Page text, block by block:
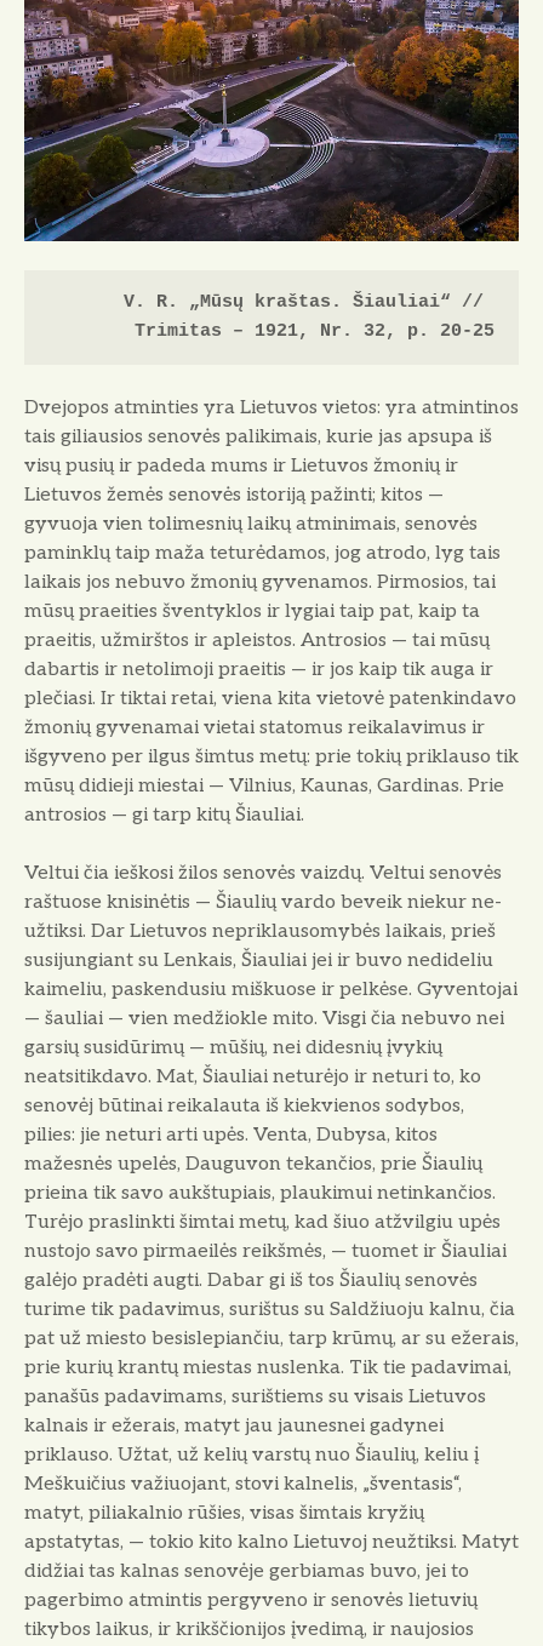
V. R. „Mūsų kraštas. Šiauliai“ //
Trimitas – 1921, Nr. 32, p. 20-25
Dvejopos atminties yra Lietuvos vietos: yra atmintinos
tais giliausios senovės palikimais, kurie jas ap­supa iš
visų pusių ir padeda mums ir Lietuvos žmonių ir
Lietuvos žemės senovės istoriją pažinti; kitos —
gyvuoja vien tolimesnių laikų atminimais, senovės
paminklų taip maža teturėdamos, jog atrodo, lyg tais
laikais jos nebuvo žmonių gyvenamos. Pirmosios, tai
mūsų praeities šven­tyklos ir lygiai taip pat, kaip ta
praeitis, užmirštos ir ap­leistos. Antrosios — tai mūsų
dabartis ir netolimoji pra­eitis — ir jos kaip tik auga ir
plečiasi. Ir tiktai retai, vie­na kita vietovė patenkindavo
žmonių gyvenamai vietai statomus reikalavimus ir
išgyveno per ilgus šimtus metų: prie tokių priklauso tik
mūsų didieji miestai — Vilnius, Kaunas, Gardinas. Prie
antrosios — gi tarp kitų Šiauliai.
Veltui čia ieškosi žilos senovės vaizdų. Veltui seno­vės
raštuose knisinėtis — Šiaulių vardo beveik niekur ne­
užtiksi. Dar Lietuvos nepriklausomybės laikais, prieš
su­sijungiant su Lenkais, Šiauliai jei ir buvo nedideliu
kai­meliu, paskendusiu miškuose ir pelkėse. Gyventojai
— šau­liai — vien medžiokle mito. Visgi čia nebuvo nei
garsių susidūrimų — mūšių, nei didesnių įvykių
neatsitikdavo. Mat, Šiauliai neturėjo ir neturi to, ko
senovėj būtinai reikalauta iš kiekvienos sodybos,
pilies: jie neturi arti upės. Venta, Dubysa, kitos
mažesnės upelės, Dauguvon tekančios, prie Šiaulių
prieina tik savo aukštupiais, plaukimui netinkančios.
Turėjo praslinkti šimtai metų, kad šiuo atžvilgiu upės
nu­stojo savo pirmaeilės reikšmės, — tuomet ir Šiauliai
galėjo pradėti augti. Dabar gi iš tos Šiaulių senovės
turime tik padavimus, surištus su Saldžiuoju kalnu, čia
pat už miesto besislepiančiu, tarp krūmų, ar su ežerais,
prie kurių krantų miestas nuslenka. Tik tie padavimai,
panašūs padavimams, surištiems su visais Lietuvos
kalnais ir ežerais, matyt jau jaunesnei gadynei
priklauso. Užtat, už kelių varstų nuo Šiaulių, keliu į
Meškuičius važiuojant, stovi kalnelis, „šventasis“,
matyt, piliakalnio rūšies, visas šimtais kry­žių
apstatytas, — tokio kito kalno Lietuvoj neužtiksi. Matyt
didžiai tas kalnas senovėje gerbiamas buvo, jei to
pagerbimo atmintis pergyveno ir senovės lietuvių
tikybos laikus, ir krikščionijos įvedimą, ir naujosios